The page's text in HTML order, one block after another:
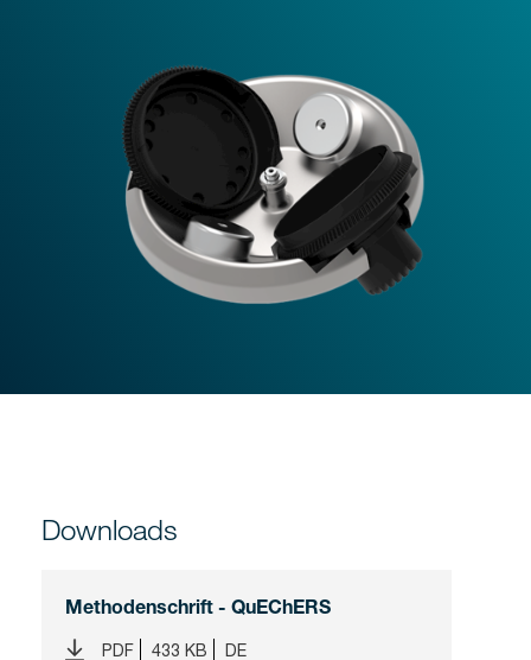
Downloads
Methodenschrift - QuEChERS
PDF 433 KB DE